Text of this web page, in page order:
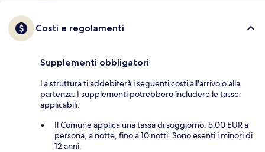
Costi e regolamenti
Supplementi obbligatori
La struttura ti addebiterà i seguenti costi all'arrivo o alla
partenza. I supplementi potrebbero includere le tasse
applicabili:
Il Comune applica una tassa di soggiorno: 5.00 EUR a
persona, a notte, fino a 10 notti. Sono esenti i minori di
12 anni.